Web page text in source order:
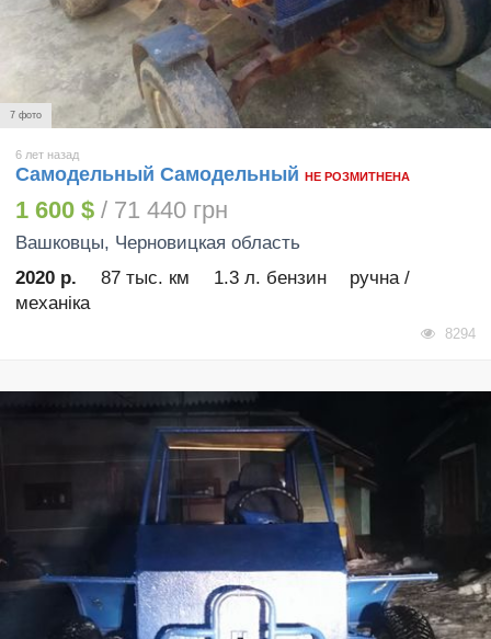
7 фото
6 лет назад
Самодельный Самодельный НЕ РОЗМИТНЕНА
1 600 $ / 71 440 грн
Вашковцы, Черновицкая область
2020 р.
87 тыс. км 1.3 л. бензин
ручна /
механіка
8294